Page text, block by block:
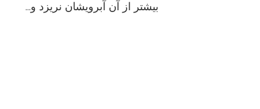
بيشتر از آن آبرويشان نريزد و...